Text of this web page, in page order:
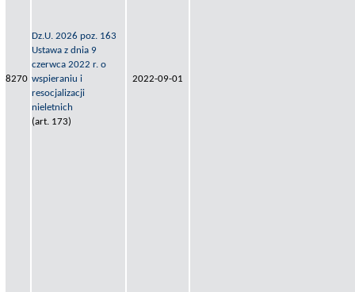
8270
Dz.U. 2026 poz. 163
Ustawa z dnia 9
czerwca 2022 r. o
wspieraniu i
resocjalizacji
nieletnich
(art. 173)
2022-09-01